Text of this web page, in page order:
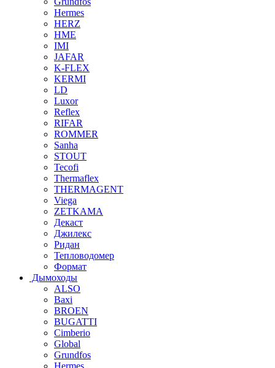
Hermes
HERZ
HME
IMI
JAFAR
K-FLEX
KERMI
LD
Luxor
Reflex
RIFAR
ROMMER
Sanha
STOUT
Tecofi
Thermaflex
THERMAGENT
Viega
ZETKAMA
Декаст
Джилекс
Ридан
Тепловодомер
Формат
Дымоходы
ALSO
Baxi
BROEN
BUGATTI
Cimberio
Global
Grundfos
Hermes